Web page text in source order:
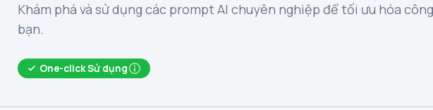
Khám phá và sử dụng các prompt AI chuyên nghiệp để tối ưu hóa
bạn.
One-click Sử dụng